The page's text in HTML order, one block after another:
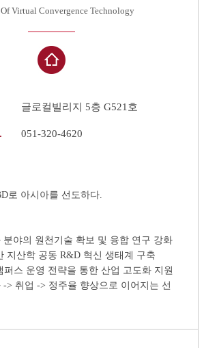
Virtual Convergence Technology
글로컬빌리지 5층 G521호
051-320-4620
로 아시아를 선도하다.
야의 원천기술 확보 및 융합 연구 강화
지산학 공동 R&D 혁신 생태계 구축
퍼스 운영 전략을 통한 산업 고도화 지원
> 취업 -> 정주율 향상으로 이어지는 선